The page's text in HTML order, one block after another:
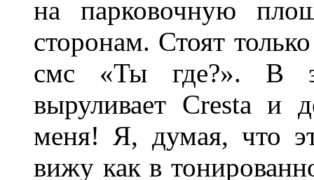
на парковочную
сторонам. Стоят
смс «Ты где?». В
выруливает Cresta и
меня! Я, думая, что
вижу как в